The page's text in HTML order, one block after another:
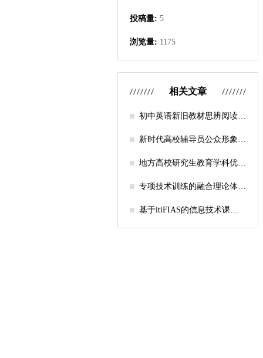
投稿量: 5
浏览量: 1175
相关文章
初中英语新旧教材思辨阅读任
新时代高校辅导员公众形象塑
地方高校研究生教育学科优化
径探析
专项技术训练的融合理论体系
基于itiFIAS的信息技术课堂